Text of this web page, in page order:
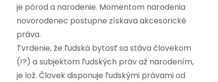
je pôrod a narodenie. Momentom narodenia
novorodenec postupne získava akcesorické
práva.
Tvrdenie, že ľudská bytosť sa stáva človekom
(!?) a subjektom ľudských práv až narodením,
je lož. Človek disponuje ľudskými právami od